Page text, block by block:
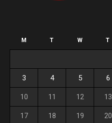
M T W T
3 4 5 6
10 11 12 13
17 18 19 20